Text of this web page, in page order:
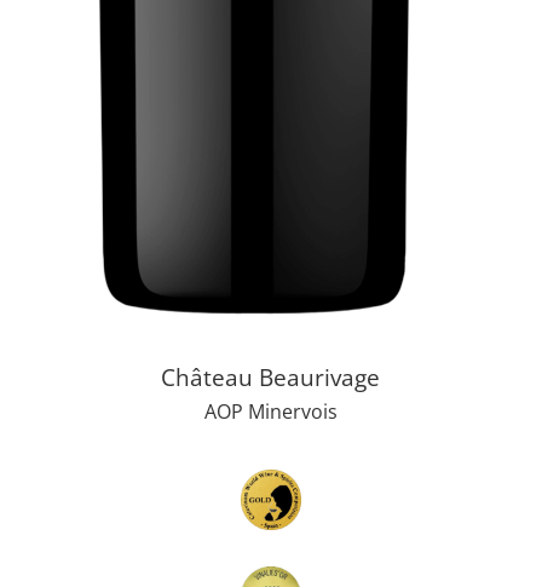
Château Beaurivage
AOP Minervois